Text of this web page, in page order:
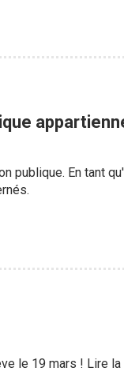
publique. En tant
le 19 mars ! Lire